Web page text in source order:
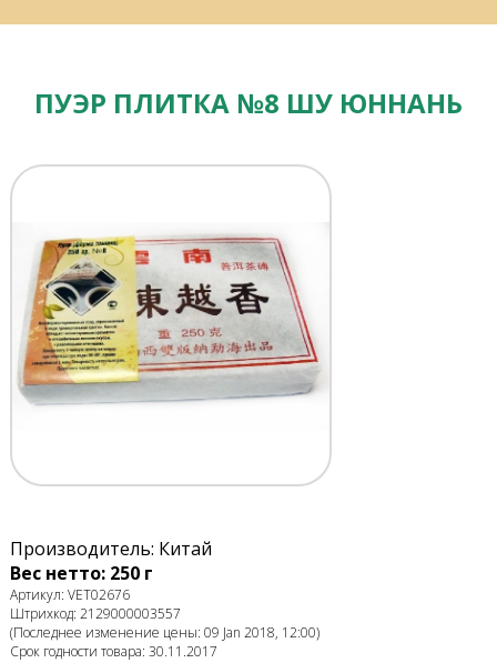
ПУЭР ПЛИТКА №8 ШУ ЮННАНЬ
Производитель: Китай
Вес нетто: 250 г
Артикул: VET02676
Штрихкод: 2129000003557
(Последнее изменение цены: 09 Jan 2018, 12:00)
Срок годности товара: 30.11.2017